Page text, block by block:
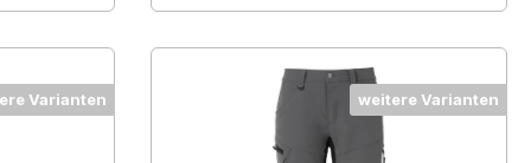
Varianten weitere Varianten